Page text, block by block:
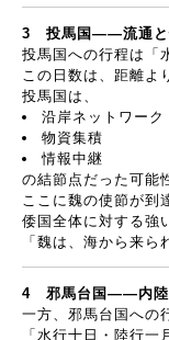
3 投馬国――流通
投馬国への行程は「
この日数は、距離よ
投馬国は、
沿岸ネットワーク
物資集積
情報中継
の結節点だった可能
ここに魏の使節が到
倭国全体に対する強
「魏は、海から来ら
4 邪馬台国――内
一方、邪馬台国への
「水行十日・陸行一